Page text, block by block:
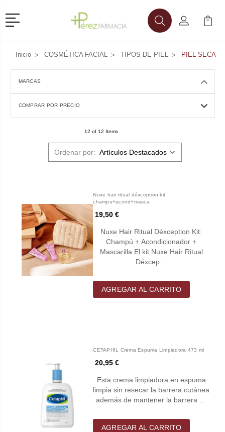
Menú
BuscarMi Cuenta
Mi
Inicio COSMÉTICA FACIAL TIPOS DE PIEL PIEL SECA
MARCAS
COMPRAR POR PRECIO
12 of 12 Items
Ordenar por:
Nuxe hair ritual déxception kit
champu+acond+masca
19,50 €
Nuxe Hair Ritual Déxception Kit:
Champú + Acondicionador +
Mascarilla El kit Nuxe Hair Ritual
Déxcep…
AGREGAR AL CARRITO
CETAPHIL Crema Espuma Limpiadora 473 ml
20,95 €
Esta crema limpiadora en espuma
limpia sin resecar la barrera cutánea
además de mantener la barrera …
AGREGAR AL CARRITO